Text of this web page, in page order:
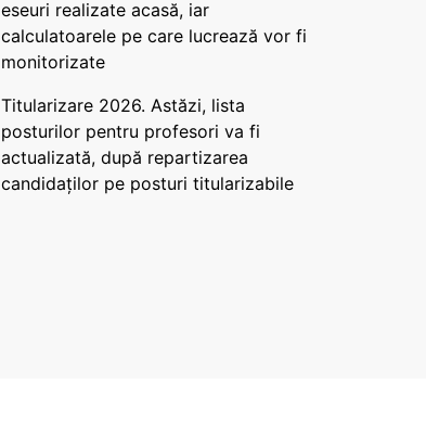
eseuri realizate acasă, iar
calculatoarele pe care lucrează vor fi
monitorizate
Titularizare 2026. Astăzi, lista
posturilor pentru profesori va fi
actualizată, după repartizarea
candidaților pe posturi titularizabile